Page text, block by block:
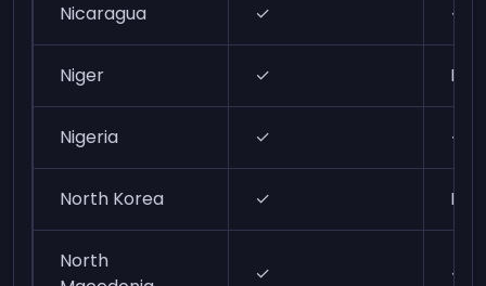
Nicaragua ✓ ✓
Niger ✓ N/A
Nigeria ✓ ✓
North Korea ✓ N/A
North
✓ ✓